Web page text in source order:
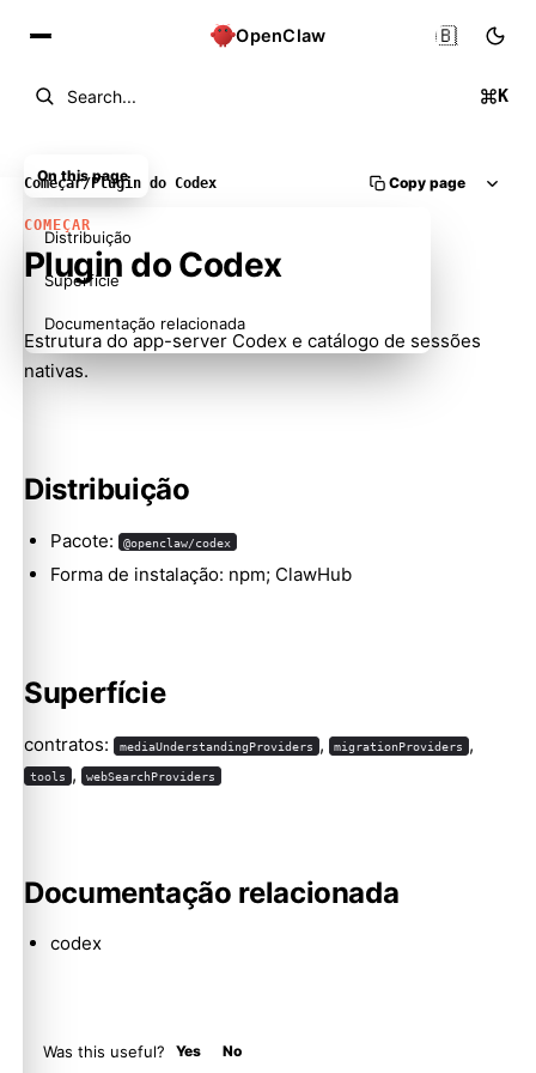
OpenClaw
Search... K
🇧🇷
Começar/Plugin do Codex Copy page
COMEÇAR
Plugin do Codex
Estrutura do app-server Codex e catálogo de sessões
nativas.
Distribuição
Pacote: @openclaw/codex
Forma de instalação: npm; ClawHub
Superfície
contratos: mediaUnderstandingProviders , migrationProviders ,
tools , webSearchProviders
Documentação relacionada
codex
Was this useful? Yes No
On this page
Distribuição
Superfície
Documentação relacionada
Molty